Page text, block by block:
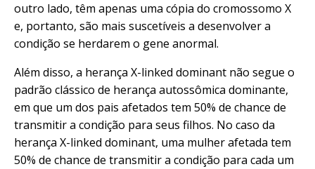
outro lado, têm apenas uma cópia do cromossomo X
e, portanto, são mais suscetíveis a desenvolver a
condição se herdarem o gene anormal.
Além disso, a herança X-linked dominant não segue o
padrão clássico de herança autossômica dominante,
em que um dos pais afetados tem 50% de chance de
transmitir a condição para seus filhos. No caso da
herança X-linked dominant, uma mulher afetada tem
50% de chance de transmitir a condição para cada um